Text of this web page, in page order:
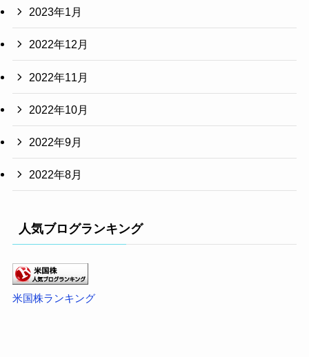
2023年1月
2022年12月
2022年11月
2022年10月
2022年9月
2022年8月
人気ブログランキング
米国株ランキング